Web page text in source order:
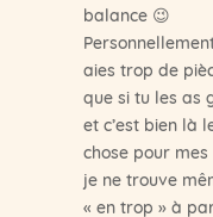
balance 😉
aies trop de
que si tu les as
et c’est bien là
chose pour
je ne trouve
« en trop » à